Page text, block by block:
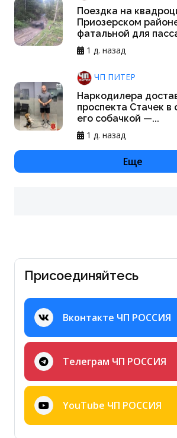
Поездка на
Приозерском
фатальной для
1 д. назад
ЧП ПИТЕР
Наркодилера
проспекта Стачек в
его собачкой —...
1 д. назад
Еще
Присоединяйтесь
Вконтакте ЧП РОССИЯ
Телеграм ЧП РОССИЯ
YouTube ЧП РОССИЯ